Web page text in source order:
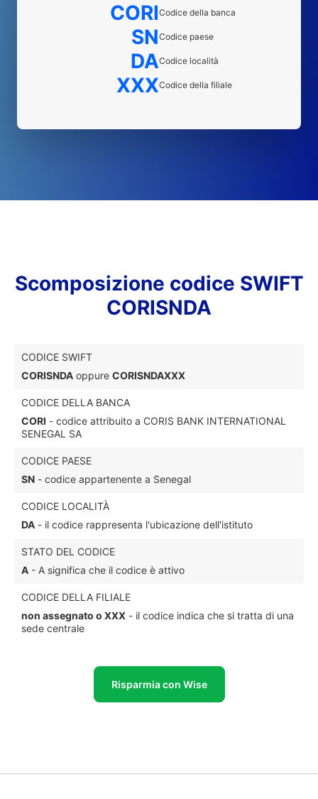
CORICodice della banca
SNCodice paese
DACodice località
XXXCodice della filiale
Scomposizione codice SWIFT
CORISNDA
CODICE SWIFT
CORISNDA oppure CORISNDAXXX
CODICE DELLA BANCA
CORI - codice attribuito a CORIS BANK INTERNATIONAL
SENEGAL SA
CODICE PAESE
SN - codice appartenente a Senegal
CODICE LOCALITÀ
DA - il codice rappresenta l'ubicazione dell'istituto
STATO DEL CODICE
A - A significa che il codice è attivo
CODICE DELLA FILIALE
non assegnato o XXX - il codice indica che si tratta di una
sede centrale
Risparmia con Wise